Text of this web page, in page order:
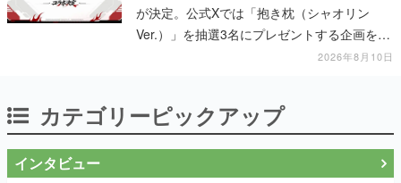
が決定。公式Xでは「抱き枕（シャオリン
Ver.）」を抽選3名にプレゼントする企画を実
2026年8月10日
カテゴリーピックアップ
インタビュー